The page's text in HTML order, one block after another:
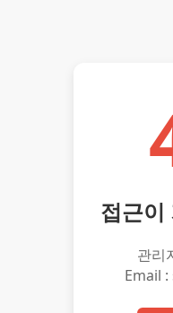
접근이
관리
Email